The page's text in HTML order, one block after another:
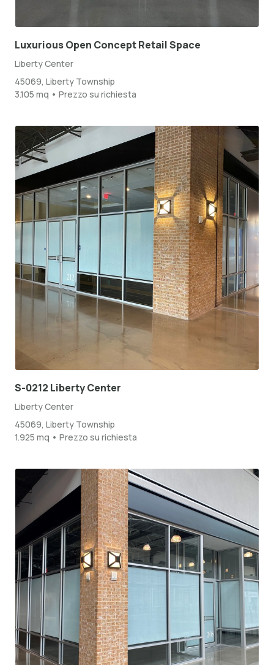
Luxurious Open Concept Retail Space
Liberty Center
45069, Liberty Township
3.105 mq • Prezzo su richiesta
S-0212 Liberty Center
Liberty Center
45069, Liberty Township
1.925 mq • Prezzo su richiesta